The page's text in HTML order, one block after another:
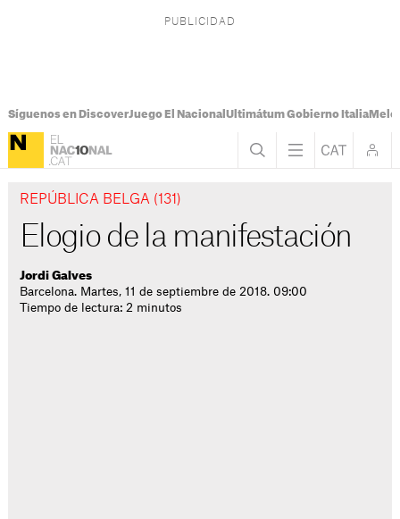
Síguenos en DiscoverJuego El Nacional Ultimátum Gobierno Italia
REPÚBLICA BELGA (131)
Elogio de la manifestación
Jordi Galves
Barcelona. Martes, 11 de septiembre de 2018. 09:00
Tiempo de lectura: 2 minutos